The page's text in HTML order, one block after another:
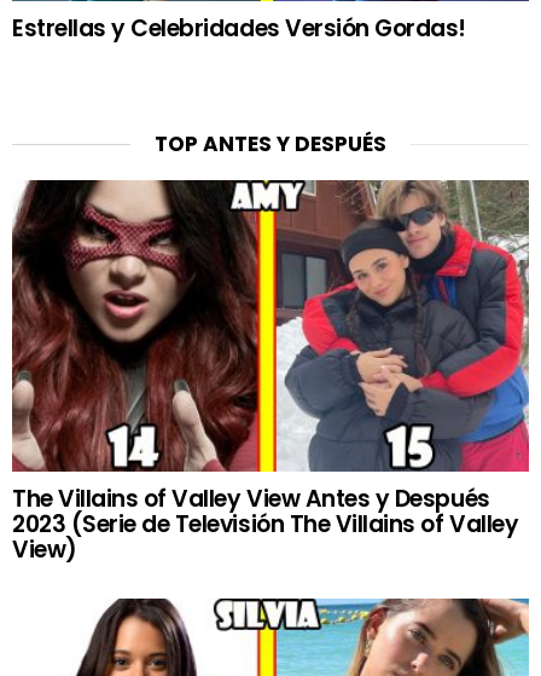
Estrellas y Celebridades Versión Gordas!
TOP ANTES Y DESPUÉS
The Villains of Valley View Antes y Después
2023 (Serie de Televisión The Villains of Valley
View)